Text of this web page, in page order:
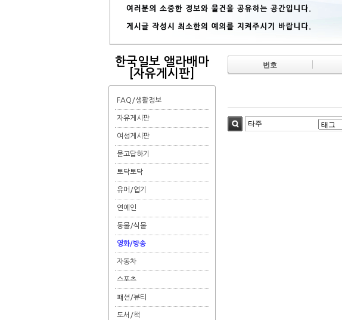
한국일보 앨라배마
[자유게시판]
FAQ/생활정보
자유게시판
여성게시판
묻고답하기
토닥토닥
유머/엽기
연예인
동물/식물
영화/방송
자동차
스포츠
퍠션/뷰티
도서/책
번호